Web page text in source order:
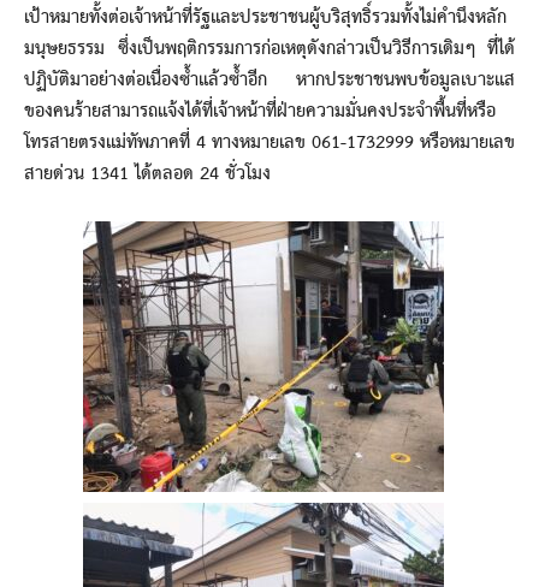
เป้าหมายทั้งต่อเจ้าหน้าที่รัฐและประชาชนผู้บริสุทธิ์รวมทั้งไม่คำนึงหลัก
มนุษยธรรม ซึ่งเป็นพฤติกรรมการก่อเหตุดังกล่าวเป็นวิธีการเดิมๆ ที่ได้
ปฏิบัติมาอย่างต่อเนื่องซ้ำแล้วซ้ำอีก หากประชาชนพบข้อมูลเบาะแส
ของคนร้ายสามารถแจ้งได้ที่เจ้าหน้าที่ฝ่ายความมั่นคงประจำพื้นที่หรือ
โทรสายตรงแม่ทัพภาคที่ 4 ทางหมายเลข 061-1732999 หรือหมายเลข
สายด่วน 1341 ได้ตลอด 24 ชั่วโมง